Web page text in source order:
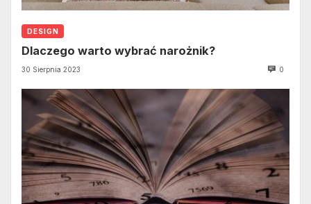
DESIGN
Dlaczego warto wybrać narożnik?
30 Sierpnia 2023 0